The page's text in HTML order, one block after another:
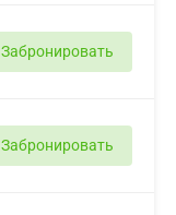
Забронировать
Забронировать